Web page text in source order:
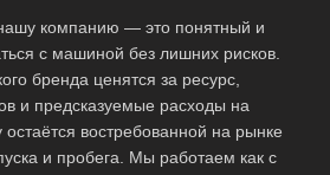
компанию — это понятный и
с машиной без лишних рисков.
бренда ценятся за ресурс,
и предсказуемые расходы на
востребованной на рынке
и пробега. Мы работаем как с